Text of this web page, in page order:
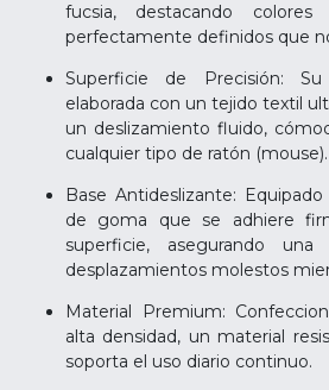
fucsia, destacando
perfectamente definidos que
Superficie de Precisión:
elaborada con un tejido textil
un deslizamiento fluido,
cualquier tipo de ratón (mouse).
Base Antideslizante:
de goma que se adhiere
superficie, asegurando
desplazamientos molestos
Material Premium:
alta densidad, un material
soporta el uso diario continuo.